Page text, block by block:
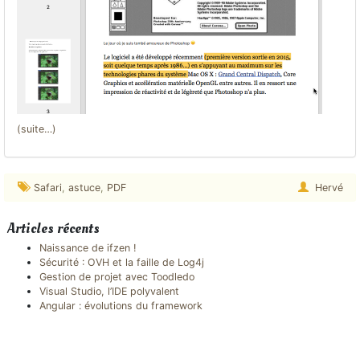
(suite…)
Safari astuce, PDF Hervé
Articles récents
Naissance de ifzen !
Sécurité : OVH et la faille de Log4j
Gestion de projet avec Toodledo
Visual Studio, l’IDE polyvalent
Angular : évolutions du framework